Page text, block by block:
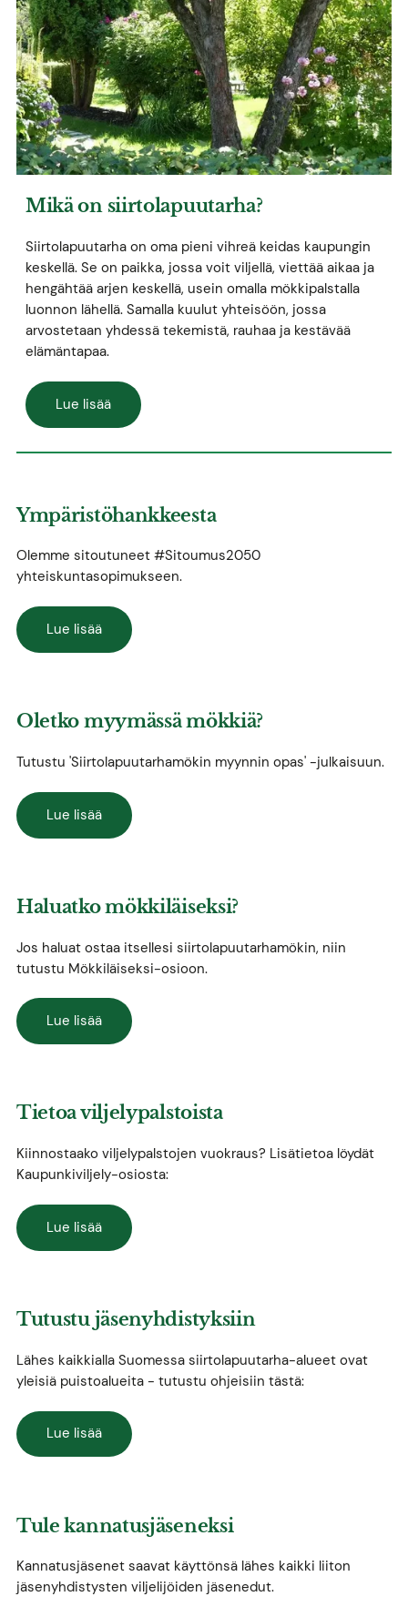
Mikä on siirtolapuutarha?
Siirtolapuutarha on oma pieni vihreä keidas kaupungin
keskellä. Se on paikka, jossa voit viljellä, viettää aikaa ja
hengähtää arjen keskellä, usein omalla mökkipalstalla
luonnon lähellä. Samalla kuulut yhteisöön, jossa
arvostetaan yhdessä tekemistä, rauhaa ja kestävää
elämäntapaa.
Lue lisää
Ympäristöhankkeesta
Olemme sitoutuneet #Sitoumus2050
yhteiskuntasopimukseen.
Lue lisää
Oletko myymässä mökkiä?
Tutustu 'Siirtolapuutarhamökin myynnin opas' -julkaisuun.
Lue lisää
Haluatko mökkiläiseksi?
Jos haluat ostaa itsellesi siirtolapuutarhamökin, niin
tutustu Mökkiläiseksi-osioon.
Lue lisää
Tietoa viljelypalstoista
Kiinnostaako viljelypalstojen vuokraus? Lisätietoa löydät
Kaupunkiviljely-osiosta:
Lue lisää
Tutustu jäsenyhdistyksiin
Lähes kaikkialla Suomessa siirtolapuutarha-alueet ovat
yleisiä puistoalueita - tutustu ohjeisiin tästä:
Lue lisää
Tule kannatusjäseneksi
Kannatusjäsenet saavat käyttönsä lähes kaikki liiton
jäsenyhdistysten viljelijöiden jäsenedut.